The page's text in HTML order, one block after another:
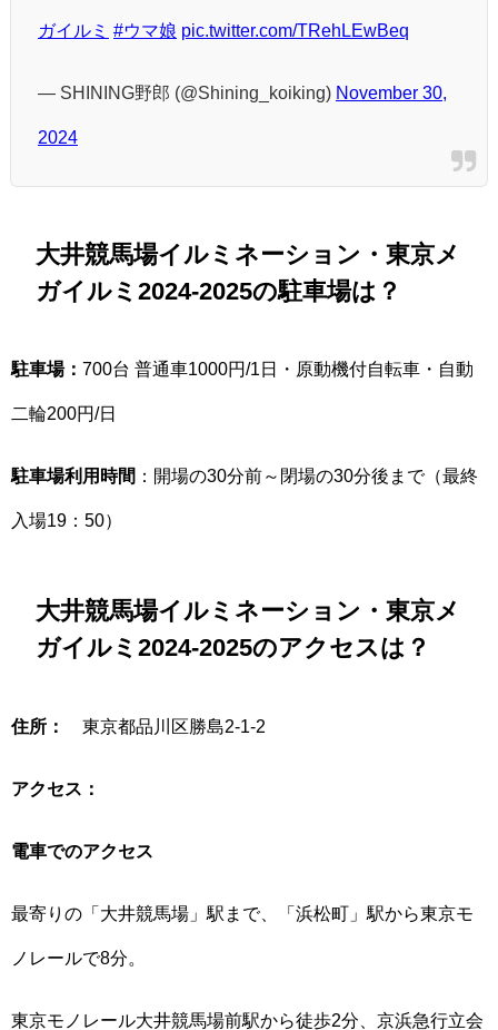
ガイルミ #ウマ娘 pic.twitter.com/TRehLEwBeq
— SHINING野郎 (@Shining_koiking) November 30,
2024
大井競馬場イルミネーション・東京メ
ガイルミ2024-2025の駐車場は？
駐車場： 700台 普通車1000円/1日・原動機付自転車・自動
二輪200円/日
駐車場利用時間 ：開場の30分前～閉場の30分後まで（最終
入場19：50）
大井競馬場イルミネーション・東京メ
ガイルミ2024-2025のアクセスは？
住所： 東京都品川区勝島2-1-2
アクセス：
電車でのアクセス
最寄りの「大井競馬場」駅まで、「浜松町」駅から東京モ
ノレールで8分。
東京モノレール大井競馬場前駅から徒歩2分、京浜急行立会